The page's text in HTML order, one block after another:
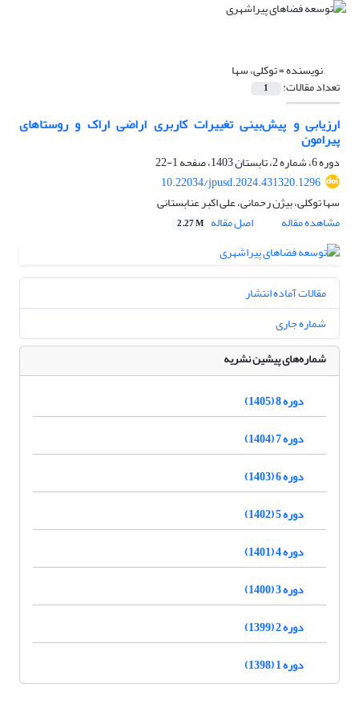
نویسنده =توکلی، سها
تعداد مقالات: 1
ارزیابی و پیش‌بینی تغییرات کاربری اراضی اراک و روستاهای
پیرامون
دوره 6، شماره 2، تابستان 1403، صفحه
1-22
10.22034/jpusd.2024.431320.1296
سها توکلی، بیژن رحمانی، علی اکبر عنابستانی
مشاهده مقاله
اصل مقاله 2.27 M
مقالات آماده انتشار
شماره جاری
شماره‌های پیشین نشریه
دوره 8 (1405)
دوره 7 (1404)
دوره 6 (1403)
دوره 5 (1402)
دوره 4 (1401)
دوره 3 (1400)
دوره 2 (1399)
دوره 1 (1398)